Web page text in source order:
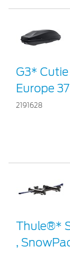
G3*
Europe
2191628
Thule®*
,